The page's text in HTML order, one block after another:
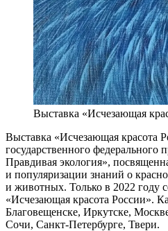
Выставка «Исчезающая
Выставка «Исчезающая красота
государственного федерального
Правдивая экология»,
и популяризации знаний о
и животных. Только в 2022 году
«Исчезающая красота России».
Благовещенске, Иркутске,
Сочи, Санкт-Петербурге, Твери.